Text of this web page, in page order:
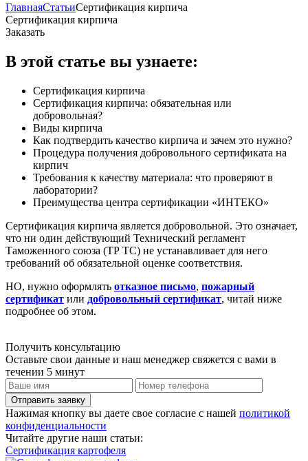
ГлавнаяСтатьиСертификация кирпича
Сертификация кирпича
Заказать
В этой статье вы узнаете:
Сертификация кирпича
Сертификация кирпича: обязательная или
добровольная?
Виды кирпича
Как подтвердить качество кирпича и зачем это нужно?
Процедура получения добровольного сертификата на
кирпич
Требования к качеству материала: что проверяют в
лаборатории?
Преимущества центра сертификации «ИНТЕКО»
Сертификация кирпича является добровольной. Это означает,
что ни один действующий Технический регламент
Таможенного союза (ТР ТС) не устанавливает для него
требований об обязательной оценке соответствия.
НО, нужно оформлять отказное письмо, пожарный
сертификат или добровольный сертификат, читай ниже
подробнее об этом.
Получить консультацию
Оставьте свои данные и наш менеджер свяжется с вами в
течении 5 минут
Отправить заявку
Нажимая кнопку вы даете свое согласие с нашей политикой
конфиденциальности
Читайте другие наши статьи:
Сертификация картофеля